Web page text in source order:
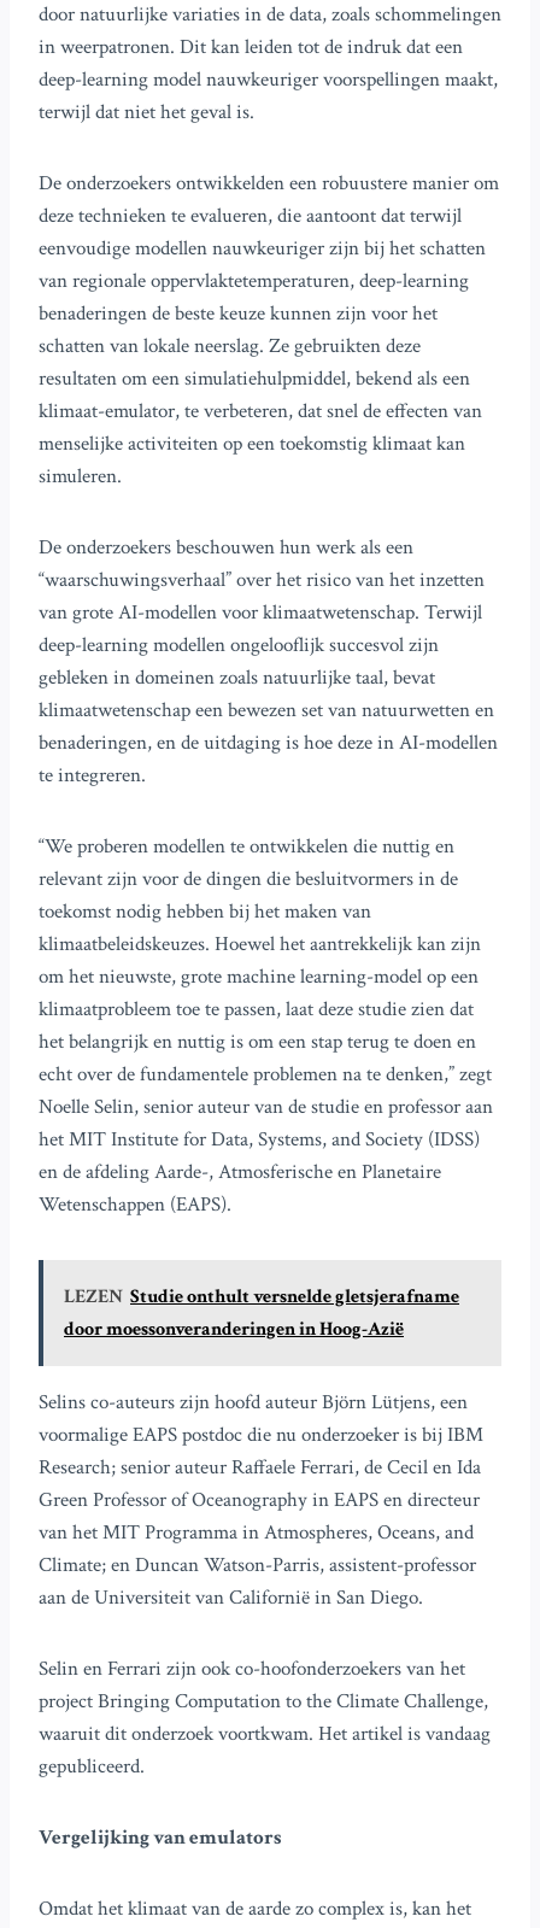
door natuurlijke variaties in de data, zoals schommelingen
in weerpatronen. Dit kan leiden tot de indruk dat een
deep-learning model nauwkeuriger voorspellingen maakt,
terwijl dat niet het geval is.
De onderzoekers ontwikkelden een robuustere manier om
deze technieken te evalueren, die aantoont dat terwijl
eenvoudige modellen nauwkeuriger zijn bij het schatten
van regionale oppervlaktetemperaturen, deep-learning
benaderingen de beste keuze kunnen zijn voor het
schatten van lokale neerslag. Ze gebruikten deze
resultaten om een simulatiehulpmiddel, bekend als een
klimaat-emulator, te verbeteren, dat snel de effecten van
menselijke activiteiten op een toekomstig klimaat kan
simuleren.
De onderzoekers beschouwen hun werk als een
“waarschuwingsverhaal” over het risico van het inzetten
van grote AI-modellen voor klimaatwetenschap. Terwijl
deep-learning modellen ongelooflijk succesvol zijn
gebleken in domeinen zoals natuurlijke taal, bevat
klimaatwetenschap een bewezen set van natuurwetten en
benaderingen, en de uitdaging is hoe deze in AI-modellen
te integreren.
“We proberen modellen te ontwikkelen die nuttig en
relevant zijn voor de dingen die besluitvormers in de
toekomst nodig hebben bij het maken van
klimaatbeleidskeuzes. Hoewel het aantrekkelijk kan zijn
om het nieuwste, grote machine learning-model op een
klimaatprobleem toe te passen, laat deze studie zien dat
het belangrijk en nuttig is om een stap terug te doen en
echt over de fundamentele problemen na te denken,” zegt
Noelle Selin, senior auteur van de studie en professor aan
het MIT Institute for Data, Systems, and Society (IDSS)
en de afdeling Aarde-, Atmosferische en Planetaire
Wetenschappen (EAPS).
LEZEN Studie onthult versnelde gletsjerafname
door moessonveranderingen in Hoog-Azië
Selins co-auteurs zijn hoofd auteur Björn Lütjens, een
voormalige EAPS postdoc die nu onderzoeker is bij IBM
Research; senior auteur Raffaele Ferrari, de Cecil en Ida
Green Professor of Oceanography in EAPS en directeur
van het MIT Programma in Atmospheres, Oceans, and
Climate; en Duncan Watson-Parris, assistent-professor
aan de Universiteit van Californië in San Diego.
Selin en Ferrari zijn ook co-hoofonderzoekers van het
project Bringing Computation to the Climate Challenge,
waaruit dit onderzoek voortkwam. Het artikel is vandaag
gepubliceerd.
Vergelijking van emulators
Omdat het klimaat van de aarde zo complex is, kan het